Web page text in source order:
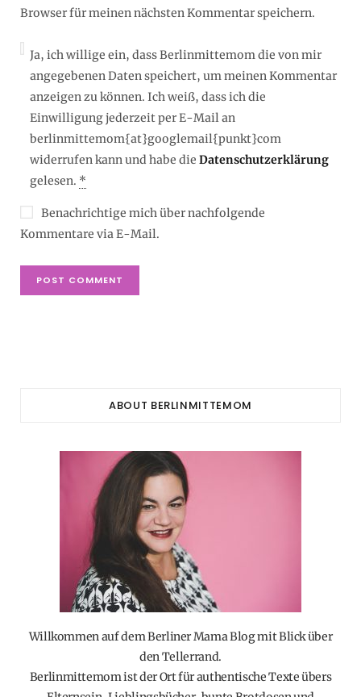
Browser für meinen nächsten Kommentar speichern.
Ja, ich willige ein, dass Berlinmittemom die von mir
angegebenen Daten speichert, um meinen Kommentar
anzeigen zu können. Ich weiß, dass ich die
Einwilligung jederzeit per E-Mail an
berlinmittemom{at}googlemail{punkt}com
widerrufen kann und habe die Datenschutzerklärung
gelesen. *
Benachrichtige mich über nachfolgende
Kommentare via E-Mail.
ABOUT BERLINMITTEMOM
Willkommen auf dem Berliner Mama Blog mit Blick über
den Tellerrand.
Berlinmittemom ist der Ort für authentische Texte übers